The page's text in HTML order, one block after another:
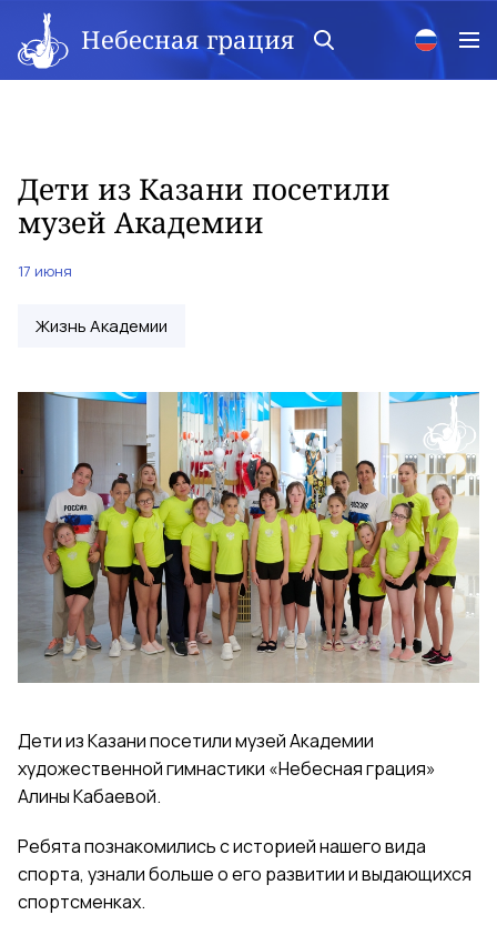
Небесная грация
Дети из Казани посетили
музей Академии
17 июня
Жизнь Академии
Дети из Казани посетили музей Академии
художественной гимнастики «Небесная грация»
Алины Кабаевой.
Ребята познакомились с историей нашего вида
спорта, узнали больше о его развитии и выдающихся
спортсменках.